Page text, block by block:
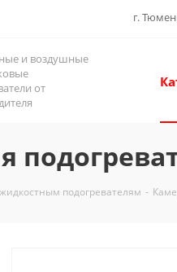
г.
и воздушные
от
подогревателям -